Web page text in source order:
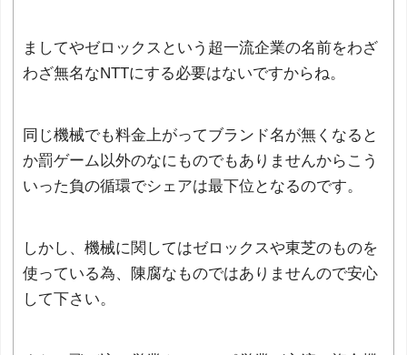
ましてやゼロックスという超一流企業の名前をわざ
わざ無名なNTTにする必要はないですからね。
同じ機械でも料金上がってブランド名が無くなると
か罰ゲーム以外のなにものでもありませんからこう
いった負の循環でシェアは最下位となるのです。
しかし、機械に関してはゼロックスや東芝のものを
使っている為、陳腐なものではありませんので安心
して下さい。